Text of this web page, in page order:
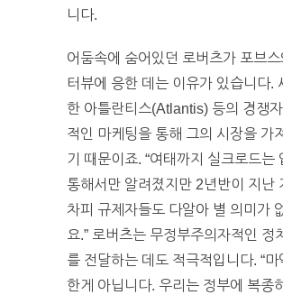
니다.
어둠속에 숨어있던 로버츠가 포브스
터뷰에 응한 데는 이유가 있습니다.
한 아틀란티스(Atlantis) 등의 경쟁
적인 마케팅을 통해 그의 시장을 가
기 때문이죠. “여태까지 실크로드는
통해서만 알려졌지만 2년반이 지난
차피 규제자들도 다알아 별 의미가
요.” 로버츠는 무정부주의자적인 정
를 전달하는 데도 적극적입니다. “마
한게 아닙니다. 우리는 정부에 복종